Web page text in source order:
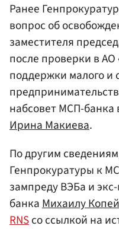
Ранее
вопрос об
заместителя
после проверки в
поддержки малого и
набсовет МСП-банка
Ирина Макиева.
По другим
Генпрокуратуры к
зампреду ВЭБа и
банкаМихаилу
RNSсо ссылкой на